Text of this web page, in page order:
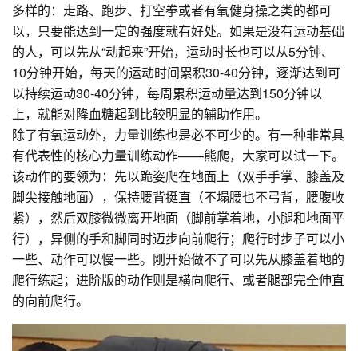
多样的：走路、跑步、打空拳或者有氧健身操之类的都可
以，只要能达到一定的强度就有好处。如果是没有运动基础
的人，可以先从“动起来”开始，运动时长也可以从5分钟、
10分钟开始，每天的运动时间累积30-40分钟，逐渐达到可
以持续运动30-40分钟，每周累积运动量达到150分钟以
上，就能对降血糖起到比较明显的辅助作用。
除了有氧运动外，力量训练也是必不可少的。有一种非常具
有代表性的核心力量训练动作——熊爬，大家可以试一下。
该动作的要领为：先以跪姿爬在地面上（双手手掌、膝盖及
脚尖接触地面），保持腰背挺直（不塌腰也不弓背，腰腹收
紧），然后双膝微微离开地面（脚前掌着地，小腿和地面平
行），异侧的手和脚同时迈步向前爬行；爬行时步子可以小
一些、动作可以慢一些。刚开始做不了可以先从膝盖着地的
爬行练起；进阶版的动作则是横向爬行、或者腿部完全伸直
的向前爬行。